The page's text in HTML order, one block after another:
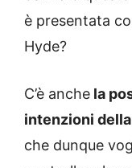
è presentata
Hyde?
C’è anche la
intenzioni
che dunque